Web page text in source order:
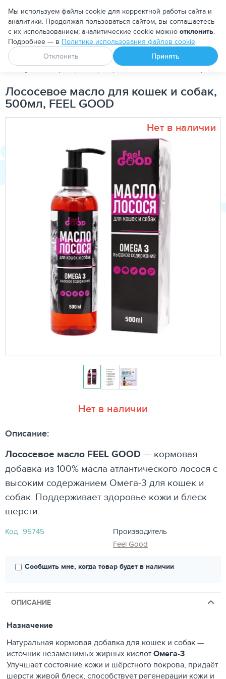
Москва
Апоквел Ветмедин От блох и клещей
PetDog Ветеринарные препараты Витамины и минералы
Лососевое масло для кошек и собак,
500мл, FEEL GOOD
Нет в наличии
Нет в наличии
Описание:
Лососевое масло FEEL GOOD — кормовая
добавка из 100% масла атлантического лосося с
высоким содержанием Омега-3 для кошек и
собак. Поддерживает здоровье кожи и блеск
шерсти.
Код 95745
Производитель
Feel Good
Сообщить мне, когда товар будет в наличии
ОПИСАНИЕ
Назначение
Натуральная кормовая добавка для кошек и собак —
источник незаменимых жирных кислотОмега-3.
Улучшает состояние кожи и шёрстного покрова, придаёт
шерсти живой блеск, способствует регенерации кожи и
Мы используем файлы cookie для корректной работы сайта и
аналитики. Продолжая пользоваться сайтом, вы соглашаетесь
с их использованием; аналитические cookie можно отклонить.
Подробнее — в Политике использования файлов cookie.
Отклонить
Принять